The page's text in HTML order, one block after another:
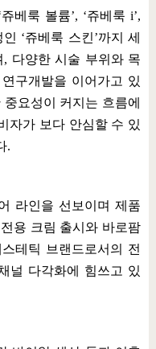
쥬베룩 볼륨’, ‘쥬베룩i’,
인 ‘쥬베룩 스킨’까지 세
, 다양한 시술 부위와 목
구개발을 이어가고 있
요성이 커지는 흐름에
자가 보다 안심할 수 있
.
라인을 선보이며 제품
용 크림 출시와 바로팜
테틱 브랜드로서의 전
널 다각화에 힘쓰고 있